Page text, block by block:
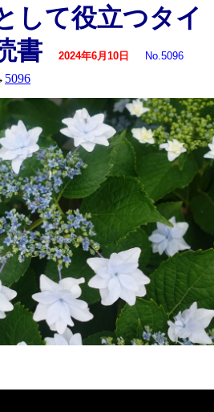
して役立つタイ
書
2024年6月10日 No.5096
5096